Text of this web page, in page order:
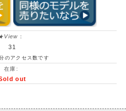
：
31
のアクセス数です
在庫:
out